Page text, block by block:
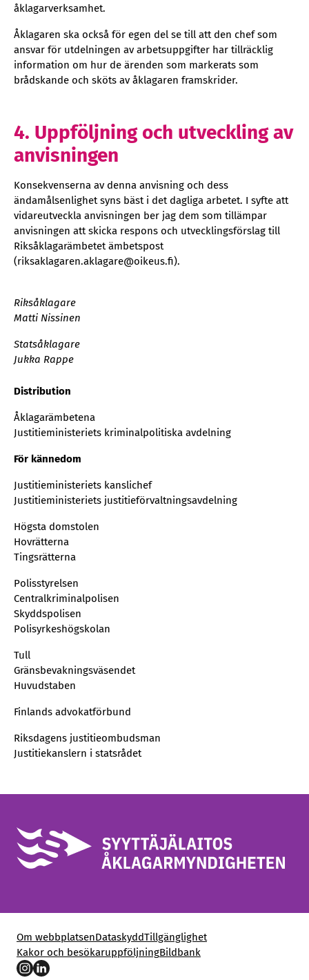
åklagarverksamhet.
Åklagaren ska också för egen del se till att den chef som
ansvar för utdelningen av arbetsuppgifter har tillräcklig
information om hur de ärenden som markerats som
brådskande och sköts av åklagaren framskrider.
4. Uppföljning och utveckling av
anvisningen
Konsekvenserna av denna anvisning och dess
ändamålsenlighet syns bäst i det dagliga arbetet. I syfte att
vidareutveckla anvisningen ber jag dem som tillämpar
anvisningen att skicka respons och utvecklingsförslag till
Riksåklagarämbetet ämbetspost
(riksaklagaren.aklagare@oikeus.fi).
Riksåklagare
Matti Nissinen
Statsåklagare
Jukka Rappe
Distribution
Åklagarämbetena
Justitieministeriets kriminalpolitiska avdelning
För kännedom
Justitieministeriets kanslichef
Justitieministeriets justitieförvaltningsavdelning
Högsta domstolen
Hovrätterna
Tingsrätterna
Polisstyrelsen
Centralkriminalpolisen
Skyddspolisen
Polisyrkeshögskolan
Tull
Gränsbevakningsväsendet
Huvudstaben
Finlands advokatförbund
Riksdagens justitieombudsman
Justitiekanslern i statsrådet
Om webbplatsenDataskyddTillgänglighet
Kakor och besökaruppföljningBildbank